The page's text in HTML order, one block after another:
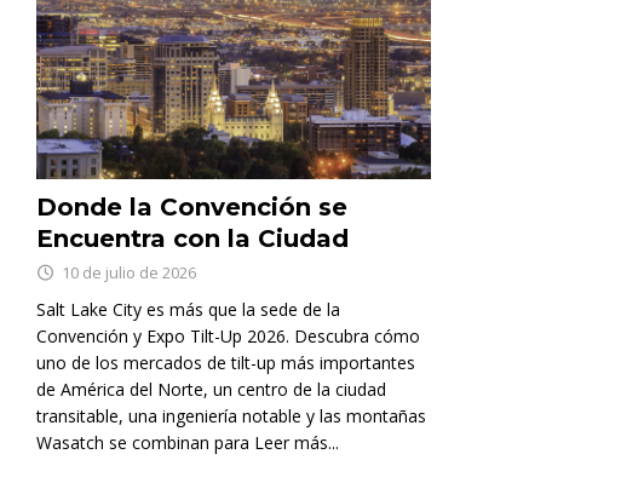
Donde la Convención se
Encuentra con la Ciudad
10 de julio de 2026
Salt Lake City es más que la sede de la
Convención y Expo Tilt-Up 2026. Descubra cómo
uno de los mercados de tilt-up más importantes
de América del Norte, un centro de la ciudad
transitable, una ingeniería notable y las montañas
Wasatch se combinan para Leer más...